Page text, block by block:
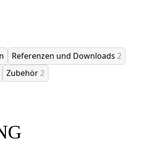
Referenzen und Downloads 2
Zubehör 2